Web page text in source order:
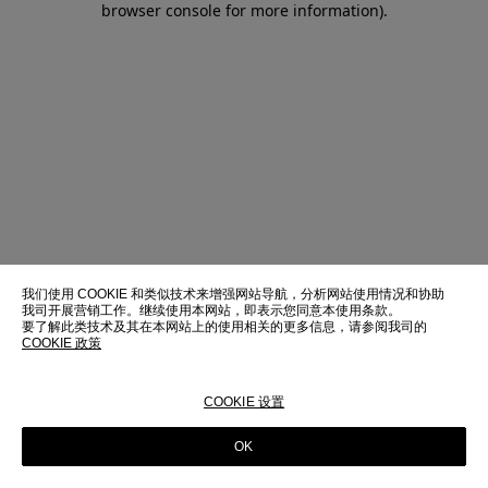
browser console for more information).
我们使用 COOKIE 和类似技术来增强网站导航，分析网站使用情况和协助
我司开展营销工作。继续使用本网站，即表示您同意本使用条款。
要了解此类技术及其在本网站上的使用相关的更多信息，请参阅我司的
COOKIE 政策
COOKIE 设置
OK